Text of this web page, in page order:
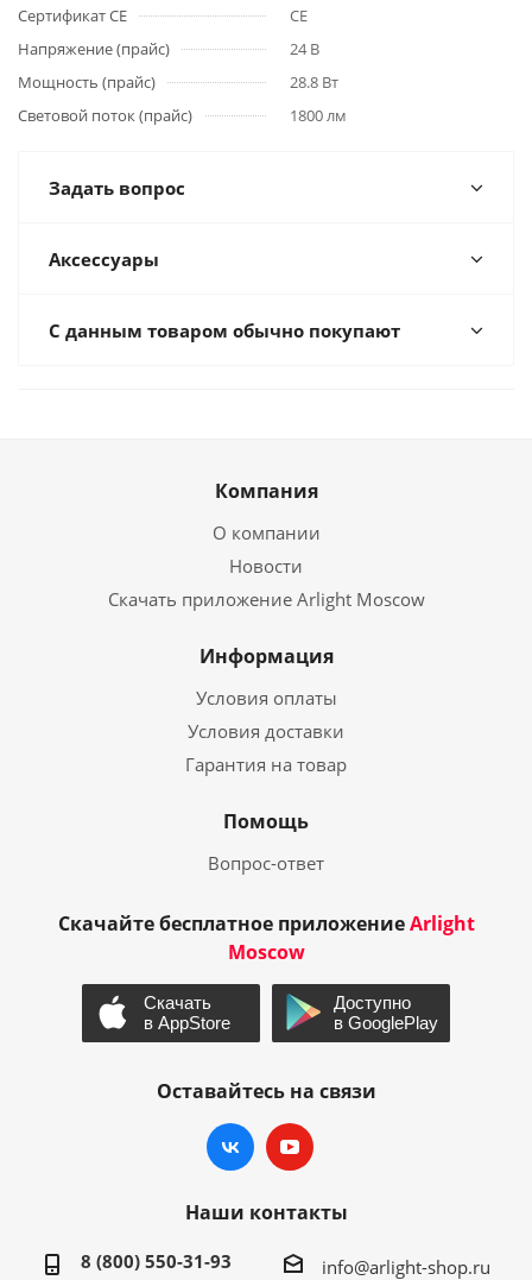
Сертификат CE
CE
Напряжение (прайс)
24 В
Мощность (прайс)
28.8 Вт
Световой поток (прайс)
1800 лм
Задать вопрос
Аксессуары
С данным товаром обычно покупают
Компания
О компании
Новости
Скачать приложение Arlight Moscow
Информация
Условия оплаты
Условия доставки
Гарантия на товар
Помощь
Вопрос-ответ
Скачайте бесплатное приложениеArlight
Moscow
Оставайтесь на связи
Наши контакты
8 (800) 550-31-93 info@arlight-shop.ru